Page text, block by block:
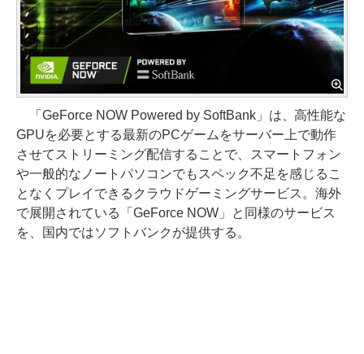
「GeForce NOW Powered by SoftBank」は、高性能な
GPUを必要とする最新のPCゲームをサーバー上で動作
させてストリーミング配信することで、スマートフォン
や一般的なノートパソコンでもスペック不足を感じるこ
となくプレイできるクラウドゲーミングサービス。海外
で展開されている「GeForce NOW」と同様のサービス
を、国内ではソフトバンクが提供する。